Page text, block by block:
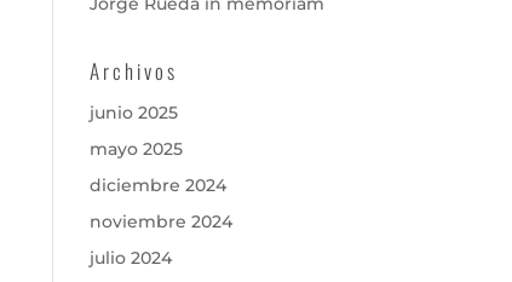
Archivos
junio 2025
mayo 2025
diciembre 2024
noviembre 2024
julio 2024